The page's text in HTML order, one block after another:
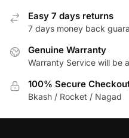
Easy 7 days returns
7 days money back
Genuine Warranty
Warranty Service will be
100% Secure
Bkash / Rocket / Nagad